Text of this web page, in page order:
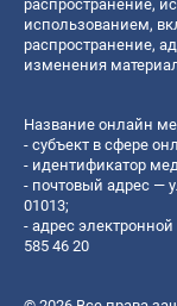
распространение,
использованием,
распространение,
изменения
Название онлайн
- субъект в сфере
- идентификатор
- почтовый адрес —
01013;
- адрес
585 46 20